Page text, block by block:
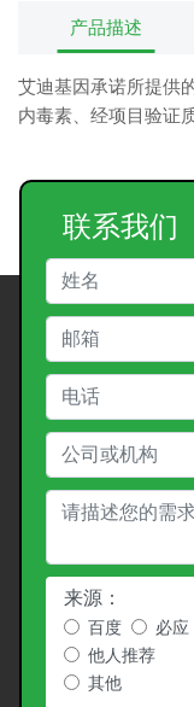
产品描述
艾迪基因承诺所提供
内毒素、经项目验证
联系我们
来源：
百度 必应
他人推荐
其他